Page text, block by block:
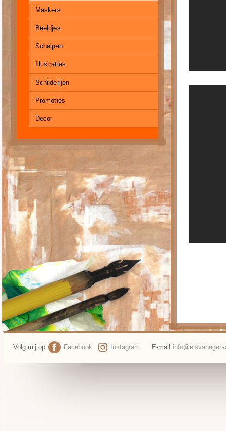
Maskers
Beeldjes
Schelpen
Illustraties
Schilderijen
Promoties
Decor
Volg mij op Facebook Instagram E-mail